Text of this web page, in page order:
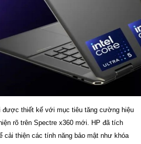
thiết kế với mục tiêu tăng cường hiệu
rõ trên Spectre x360 mới. HP đã tích
cải thiện các tính năng bảo mật như khóa